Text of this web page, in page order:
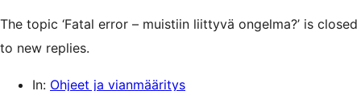
The topic ‘Fatal error – muistiin liittyvä ongelma?’ is closed
to new replies.
In: Ohjeet ja vianmääritys